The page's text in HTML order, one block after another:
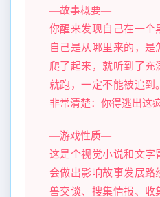
—故事概要—
你醒来发现自己在一个
自己是从哪里来的，是
爬了起来，就听到了充
就跑，一定不能被追到
非常清楚：你得逃出这
—游戏性质—
这是个视觉小说和文字
会做出影响故事发展路
兽交谈、搜集情报、收